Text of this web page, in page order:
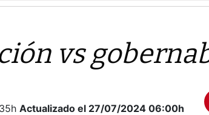
vs
Actualizado el 27/07/2024 06:00h